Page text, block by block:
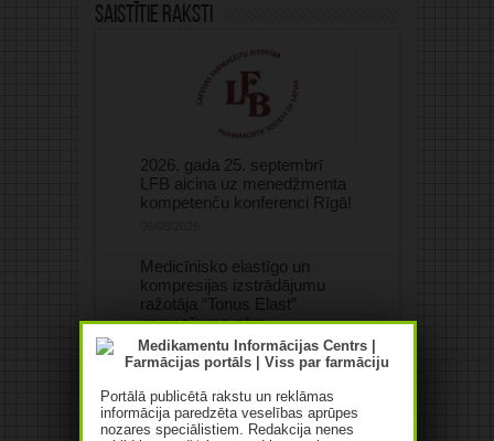
Saistītie raksti
2026. gada 25. septembrī
LFB aicina uz menedžmenta
kompetenču konferenci Rīgā!
Medicīnisko elastīgo un
kompresijas izstrādājumu
ražotāja “Tonus Elast”
apgrozījums pērn
samazinājies par 21,1%
06/08/2026
Portālā publicētā rakstu un reklāmas
informācija paredzēta veselības aprūpes
nozares speciālistiem. Redakcija nenes